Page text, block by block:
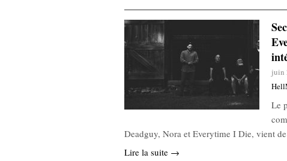
juin
Le
Deadguy, Nora et Everytime I Die, vient
Lire la suite →